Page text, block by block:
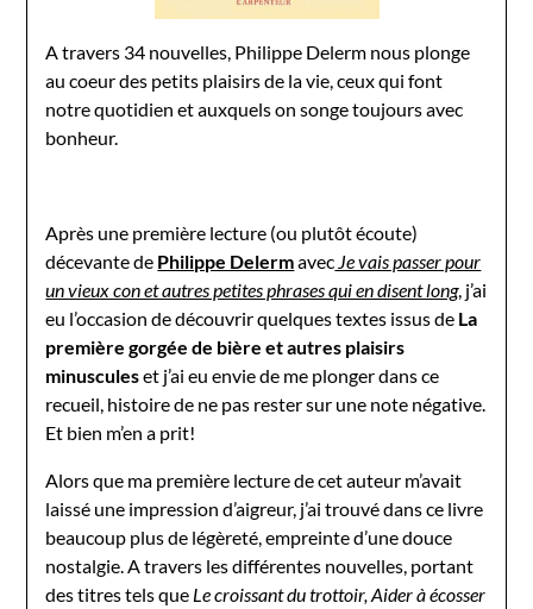
A travers 34 nouvelles, Philippe Delerm nous plonge
au coeur des petits plaisirs de la vie, ceux qui font
notre quotidien et auxquels on songe toujours avec
bonheur.
Après une première lecture (ou plutôt écoute)
décevante de Philippe Delermavec Je vais passer pour
un vieux con et autres petites phrases qui en disent long, j’ai
eu l’occasion de découvrir quelques textes issus de La
première gorgée de bière et autres plaisirs
minusculeset j’ai eu envie de me plonger dans ce
recueil, histoire de ne pas rester sur une note négative.
Et bien m’en a prit!
Alors que ma première lecture de cet auteur m’avait
laissé une impression d’aigreur, j’ai trouvé dans ce livre
beaucoup plus de légèreté, empreinte d’une douce
nostalgie. A travers les différentes nouvelles, portant
des titres tels que Le croissant du trottoir, Aider à écosser